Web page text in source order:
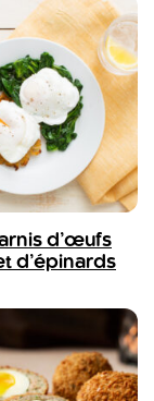
d’œufs
d’épinards